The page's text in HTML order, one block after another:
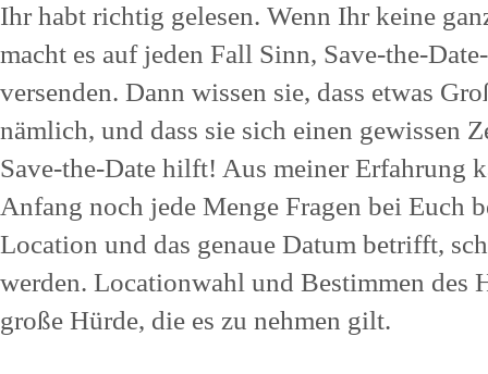
Ihr habt richtig gelesen. Wenn Ihr keine
macht es auf jeden Fall Sinn, Save-the-
versenden. Dann wissen sie, dass etwas
nämlich, und dass sie sich einen gewissen
Save-the-Date hilft! Aus meiner Erfahrung
Anfang noch jede Menge Fragen bei Euch
Location und das genaue Datum betrifft,
werden. Locationwahl und Bestimmen des
große Hürde, die es zu nehmen gilt.